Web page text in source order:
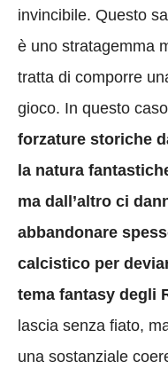
invincibile. Questo
è uno stratagemma
tratta di comporre
gioco. In questo caso
forzature storiche
la natura
ma dall’altro ci
abbandonare
calcistico per
tema fantasy degli
lascia senza fiato,
una sostanziale